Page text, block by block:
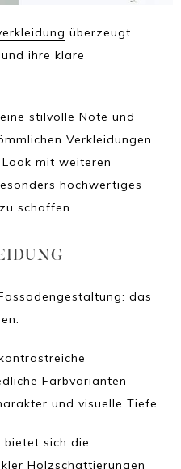
überzeugt
ihre klare
stilvolle Note und
Verkleidungen
mit weiteren
hochwertiges
schaffen.
das
Farbvarianten
und visuelle Tiefe.
bietet sich die
Holzschattierungen